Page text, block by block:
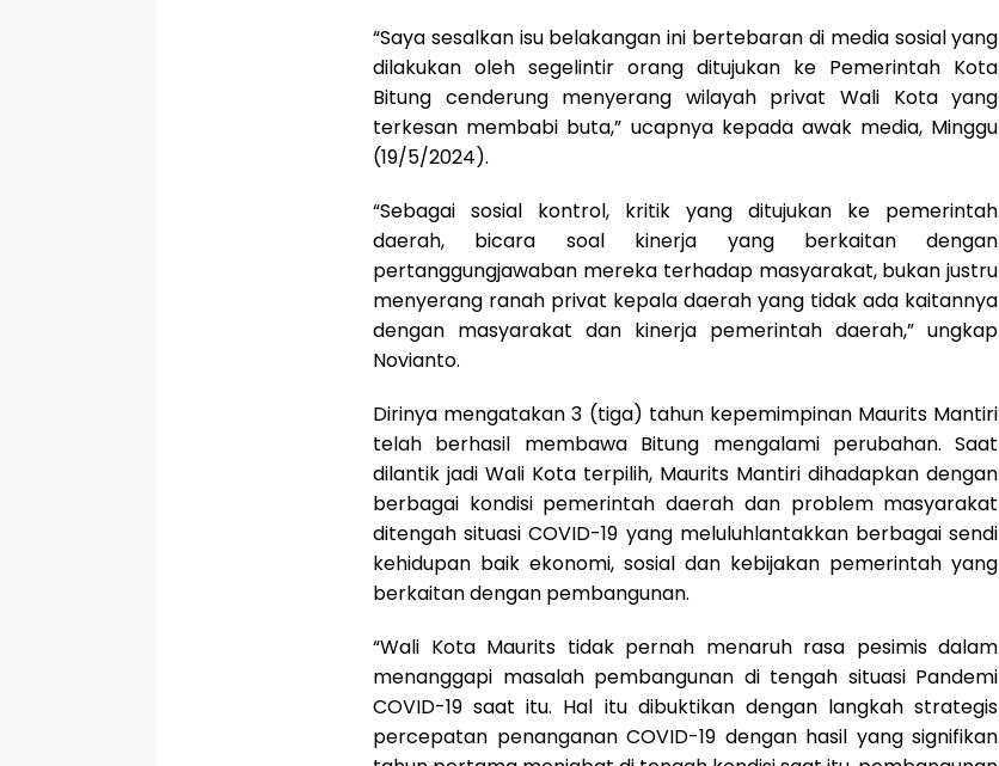
“Saya sesalkan isu belakangan ini bertebaran di media sosial yang
dilakukan oleh segelintir orang ditujukan ke Pemerintah Kota
Bitung cenderung menyerang wilayah privat Wali Kota yang
terkesan membabi buta,” ucapnya kepada awak media, Minggu
(19/5/2024).
“Sebagai sosial kontrol, kritik yang ditujukan ke pemerintah
daerah, bicara soal kinerja yang berkaitan dengan
pertanggungjawaban mereka terhadap masyarakat, bukan justru
menyerang ranah privat kepala daerah yang tidak ada kaitannya
dengan masyarakat dan kinerja pemerintah daerah,” ungkap
Novianto.
Dirinya mengatakan 3 (tiga) tahun kepemimpinan Maurits Mantiri
telah berhasil membawa Bitung mengalami perubahan. Saat
dilantik jadi Wali Kota terpilih, Maurits Mantiri dihadapkan dengan
berbagai kondisi pemerintah daerah dan problem masyarakat
ditengah situasi COVID-19 yang meluluhlantakkan berbagai sendi
kehidupan baik ekonomi, sosial dan kebijakan pemerintah yang
berkaitan dengan pembangunan.
“Wali Kota Maurits tidak pernah menaruh rasa pesimis dalam
menanggapi masalah pembangunan di tengah situasi Pandemi
COVID-19 saat itu. Hal itu dibuktikan dengan langkah strategis
percepatan penanganan COVID-19 dengan hasil yang signifikan